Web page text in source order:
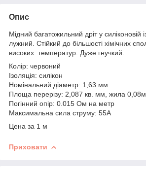
Опис
Мідний багатожильний дріт у силіконовій
лужний. Стійкий до більшості хімічних
високих температур. Дуже гнучкий.
Колір: червоний
Ізоляція: силікон
Номінальний діаметр: 1,63 мм
Площа перерізу: 2,087 кв. мм, жила
Погінний опір: 0.015 Ом на метр
Максимальна сила струму: 55А
Цена за 1 м
Приховати